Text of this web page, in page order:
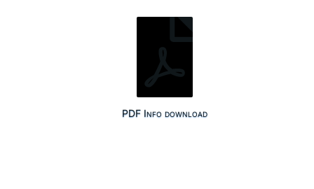
PDF Info download